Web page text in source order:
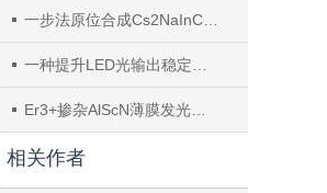
一步法原位合成Cs2NaInCl6@PVDF薄膜：掺杂调控与光学性能
一种提升LED光输出稳定性的有机-无机锰卤化物及其亮度优化
Er3+掺杂AlScN薄膜发光及铁电性能的协同调控
相关作者